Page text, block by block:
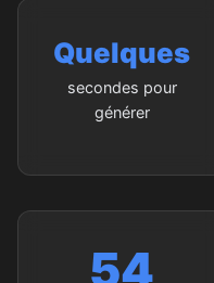
Quelques
secondes pour
générer
54